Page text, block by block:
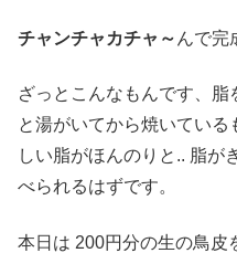
チャンチャカチャ～ んで完
ざっとこんなもんです、
と湯がいてから焼いてい
しい脂がほんのりと.. 脂が
べられるはずです。
本日は 200円分の生の鳥皮